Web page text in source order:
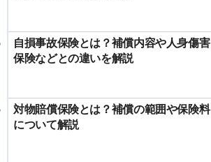
自損事故保険とは？補償内容や人身傷害
保険などとの違いを解説
対物賠償保険とは？補償の範囲や保険料
について解説